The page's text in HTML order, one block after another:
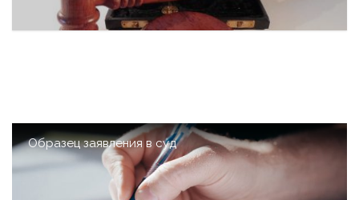
Образец заявления в суд